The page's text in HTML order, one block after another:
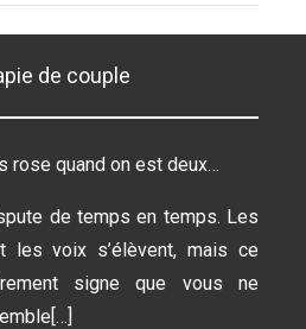
de couple
rose quand on est deux…
de temps en temps. Les
les voix s’élèvent, mais ce
signe que vous ne